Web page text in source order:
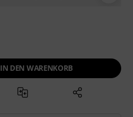
IN DEN WARENKORB